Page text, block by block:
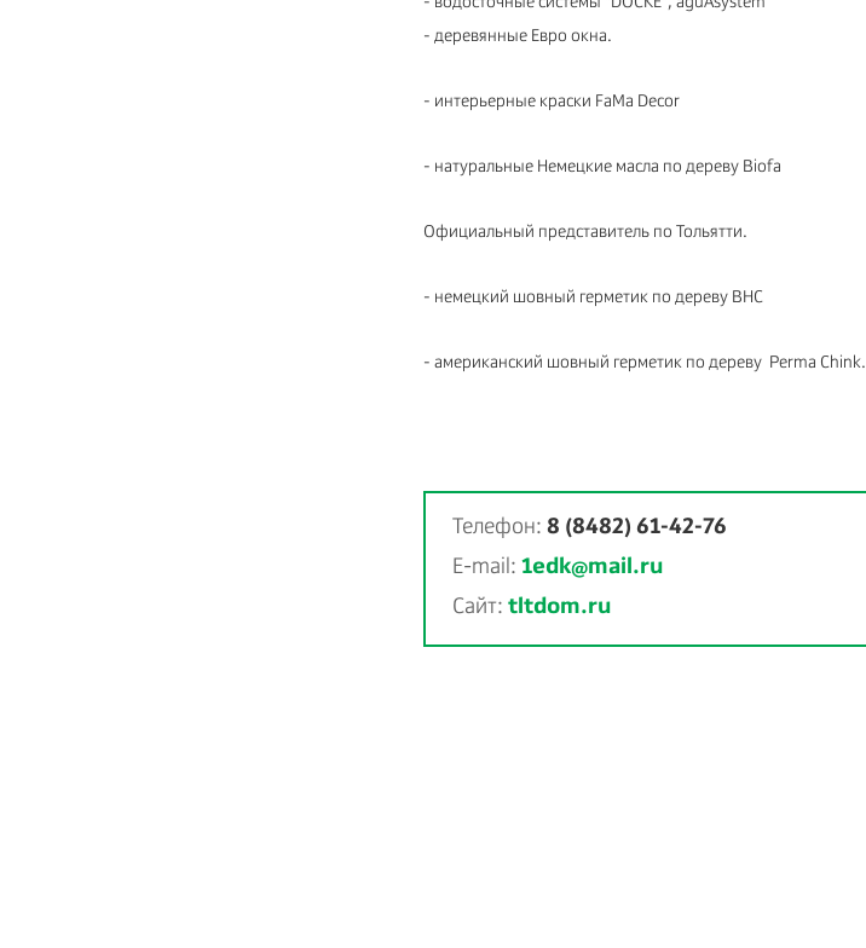
- деревянные Евро окна.
- интерьерные краски FaMa Decor
- натуральные Немецкие масла по дереву Biofa
Официальный представитель по Тольятти.
- немецкий шовный герметик по дереву ВНС
- американский шовный герметик по дереву Perma Chink.
Телефон: 8 (8482) 61-42-76
E-mail: 1edk@mail.ru
Сайт: tltdom.ru